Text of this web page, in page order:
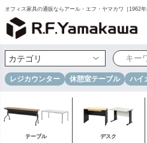
オフィス家具の通販ならアール・エフ・ヤマカワ［1962年
レジカウンター 休憩室テーブル ハイ
テーブル デスク